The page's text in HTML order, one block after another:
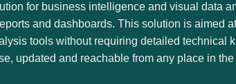
for business intelligence and visual data
and dashboards. This solution is aimed
tools without requiring detailed technical
updated and reachable from any place in